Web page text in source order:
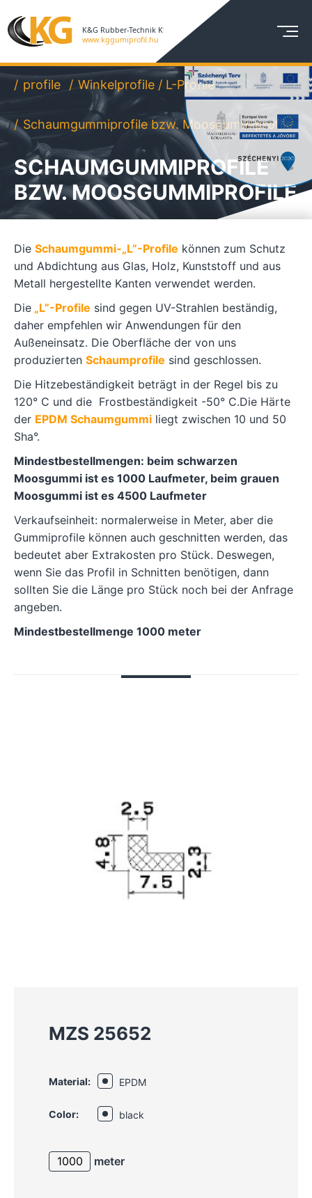
profile Winkelprofile / L-Profile
Schaumgummiprofile bzw. Moosgummiprofile
SCHAUMGUMMIPROFILE
BZW. MOOSGUMMIPROFILE
Die Schaumgummi-„L”-Profile können zum Schutz
und Abdichtung aus Glas, Holz, Kunststoff und aus
Metall hergestellte Kanten verwendet werden.
Die „L”-Profile sind gegen UV-Strahlen beständig,
daher empfehlen wir Anwendungen für den
Außeneinsatz. Die Oberfläche der von uns
produzierten Schaumprofile sind geschlossen.
Die Hitzebeständigkeit beträgt in der Regel bis zu
120° C und die Frostbeständigkeit -50° C.Die Härte
der EPDM Schaumgummi liegt zwischen 10 und 50
Sha°.
Mindestbestellmengen: beim schwarzen
Moosgummi ist es 1000 Laufmeter, beim grauen
Moosgummi ist es 4500 Laufmeter
Verkaufseinheit: normalerweise in Meter, aber die
Gummiprofile können auch geschnitten werden, das
bedeutet aber Extrakosten pro Stück. Deswegen,
wenn Sie das Profil in Schnitten benötigen, dann
sollten Sie die Länge pro Stück noch bei der Anfrage
angeben.
Mindestbestellmenge 1000 meter
MZS 25652
Material: EPDM
Color: black
meter